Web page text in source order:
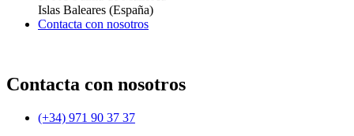
Islas Baleares (España)
Contacta con nosotros
Contacta con nosotros
(+34) 971 90 37 37